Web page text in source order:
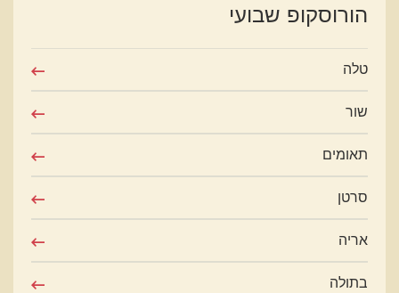
הורוסקופ שבועי
טלה
שור
תאומים
סרטן
אריה
בתולה